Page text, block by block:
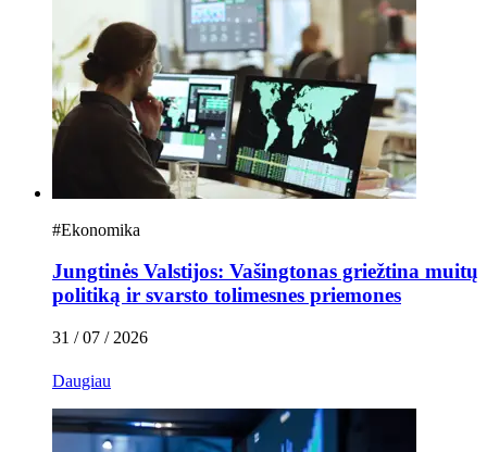
#Ekonomika
Jungtinės Valstijos: Vašingtonas griežtina muitų
politiką ir svarsto tolimesnes priemones
31 / 07 / 2026
Daugiau